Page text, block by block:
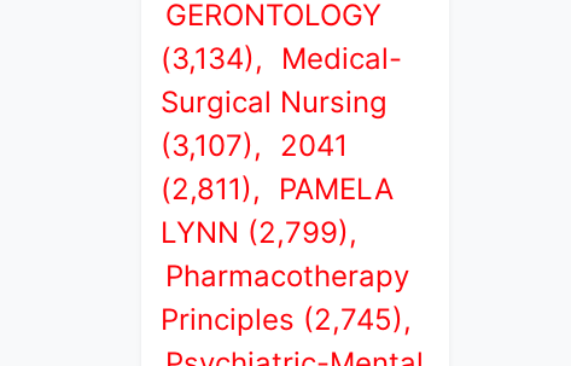
GERONTOLOGY
(3,134),
Medical-
Surgical Nursing
(3,107),
2041
(2,811),
PAMELA
LYNN (2,799),
Pharmacotherapy
Principles (2,745),